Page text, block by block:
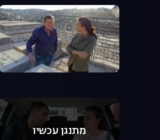
מתנגן עכשיו